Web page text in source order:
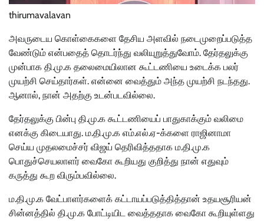
thirumavalavan
அவருடைய கொள்கைகளை தேசிய அளவில் நடைமுறைப்படுத்த
வேண்டும் என்பதைத் தொடர்ந்து வலியுறுத்துவோம். தேர்தலுக்கு
முன்பாக தி.மு.க தலைமையிலான கூட்டணியை உடைக்க பலர்
முயற்சி செய்தார்கள். என்னை வைத்தும் அந்த முயற்சி நடந்தது.
ஆனால், நான் அதற்கு உடன்படவில்லை.
தேர்தலுக்கு பின்பு தி.மு.க கூட்டணியைப் பாதுகாக்கும் வலிமை
எனக்கு கிடையாது. ம.தி.மு.க எம்.எல்.ஏ-க்களை ராஜினாமா
செய்ய முதலமைச்சர் விஜய் தெரிவித்ததாக ம.தி.மு.க
பொதுச்செயலாளர் வைகோ கூறியது குறித்து நான் எதுவும்
கருத்து கூற விரும்பவில்லை.
ம.தி.மு.க வேட்பாளர்களைக் கட்டாயப்படுத்தித்தான் உதயசூரியன்
சின்னத்தில் தி.மு.க போட்டியிட வைத்ததாக வைகோ கூறியுள்ளது